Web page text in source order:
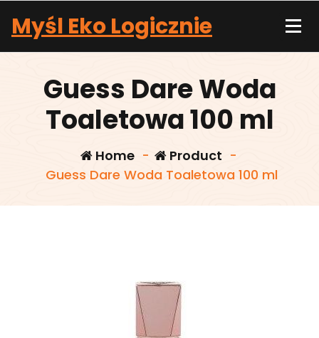
content
Myśl Eko Logicznie
Guess Dare Woda
Toaletowa 100 ml
Home- Product -
Guess Dare Woda Toaletowa 100 ml